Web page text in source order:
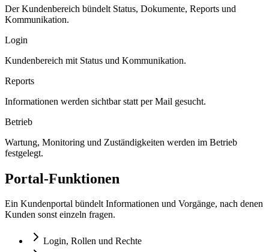
Der Kundenbereich bündelt Status, Dokumente, Reports und
Kommunikation.
Login
Kundenbereich mit Status und Kommunikation.
Reports
Informationen werden sichtbar statt per Mail gesucht.
Betrieb
Wartung, Monitoring und Zuständigkeiten werden im Betrieb
festgelegt.
Portal-Funktionen
Ein Kundenportal bündelt Informationen und Vorgänge, nach denen
Kunden sonst einzeln fragen.
Login, Rollen und Rechte